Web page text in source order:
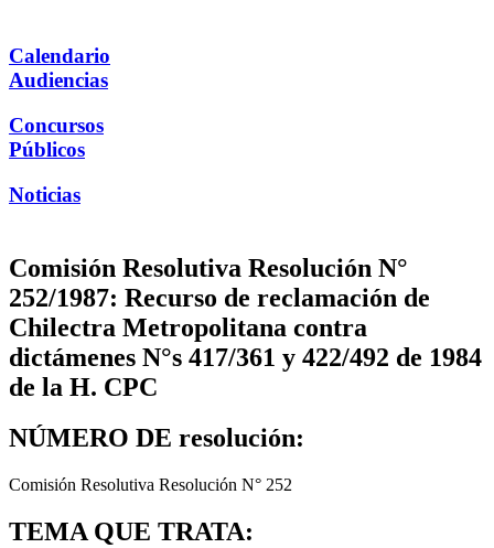
Calendario
Audiencias
Concursos
Públicos
Noticias
Comisión Resolutiva Resolución N°
252/1987: Recurso de reclamación de
Chilectra Metropolitana contra
dictámenes N°s 417/361 y 422/492 de 1984
de la H. CPC
NÚMERO DE resolución:
Comisión Resolutiva Resolución N° 252
TEMA QUE TRATA: